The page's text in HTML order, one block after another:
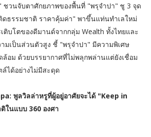
ชวนจับตาศักยภาพของพื้นที่ "พรุจำปา" ชู 3 จุด
ธรรมชาติ ราคาคุ้มค่า" พาขึ้นแท่นทำเลใหม่
ติบโตของดีมานด์จากกลุ่ม Wealth ทั้งไทยและ
มเป็นส่วนตัวสูง ชี้ "พรุจำปา" มีความพิเศษ
อม ด้วยบรรยากาศที่ไม่พลุกพล่านแต่ยังเชื่อม
ได้อย่างไม่มีสะดุด
พูลวิลล่าหรูที่ผู้อยู่อาศัยจะได้ "Keep in
ในแบบ 360 องศา